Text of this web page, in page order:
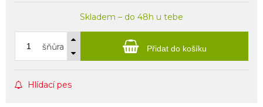
Skladem – do 48h u tebe
šňůra Přidat do košíku
Hlídací pes